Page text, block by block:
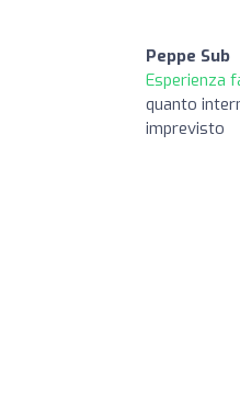
Peppe Sub
Esperienza
quanto
imprevisto